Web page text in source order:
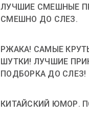
ЛУЧШИЕ СМЕШНЫЕ
СМЕШНО ДО СЛЕЗ.
РЖАКА! САМЫЕ
ШУТКИ! ЛУЧШИЕ
ПОДБОРКА ДО СЛЕЗ!
КИТАЙСКИЙ ЮМОР.